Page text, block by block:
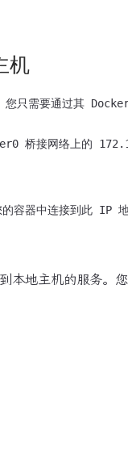
机
您只需要通过其
本地主机的服务。